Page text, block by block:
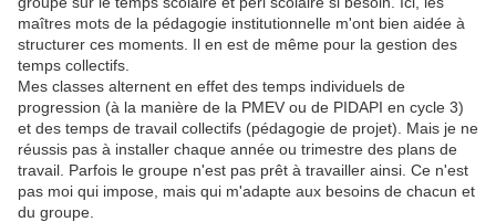
maîtres mots de la pédagogie institutionnelle m'ont bien aidée à
structurer ces moments. Il en est de même pour la gestion des
temps collectifs.
Mes classes alternent en effet des temps individuels de
progression (à la manière de la PMEV ou de PIDAPI en cycle 3)
et des temps de travail collectifs (pédagogie de projet). Mais je ne
réussis pas à installer chaque année ou trimestre des plans de
travail. Parfois le groupe n'est pas prêt à travailler ainsi. Ce n'est
pas moi qui impose, mais qui m'adapte aux besoins de chacun et
du groupe.